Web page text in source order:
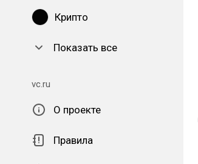
Крипто
Показать все
vc.ru
О проекте
Правила